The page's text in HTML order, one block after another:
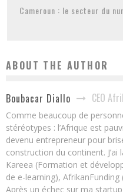
Cameroun : le secteur du
ABOUT THE AUTHOR
Boubacar Diallo CEO
Comme beaucoup de
stéréotypes : l’Afrique est
devenu entrepreneur pour
construction du continent.
Kareea (Formation et
de e-learning),
Après un échec sur ma